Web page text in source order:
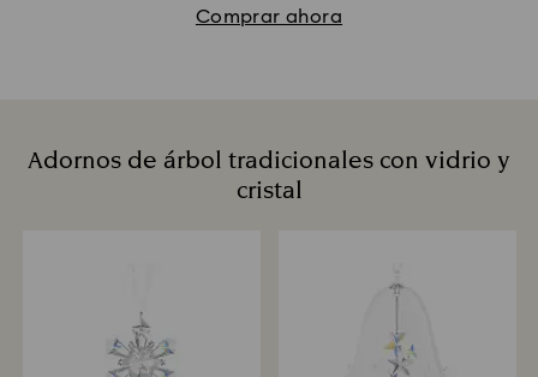
Comprar ahora
Adornos de árbol tradicionales con vidrio y
cristal